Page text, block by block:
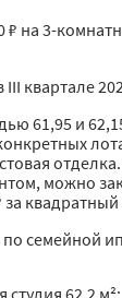
₽ на 3-
квартале
61,95 и
можно
за
семейной
студия 62,2 м²;